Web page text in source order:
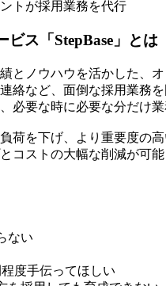
トが採用業務を代行
ス「StepBase」とは
とノウハウを活かした、
絡など、面倒な採用業務
必要な時に必要な分だけ業
荷を下げ、より重要度の
コストの大幅な削減が可能
ない
度手伝ってほしい